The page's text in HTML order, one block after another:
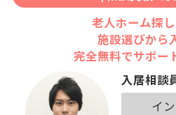
老人ホーム探
施設選びから
完全無料でサポー
入居相談
イ